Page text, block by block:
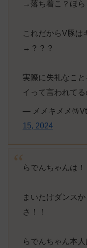
→落ち着こ？ほら
これだからV豚は
→？？？
実際に失礼なこ
イって言われて
— メメキメメ
15, 2024
らでんちゃんは！
まいたけダンス
さ！！
らでんちゃん本